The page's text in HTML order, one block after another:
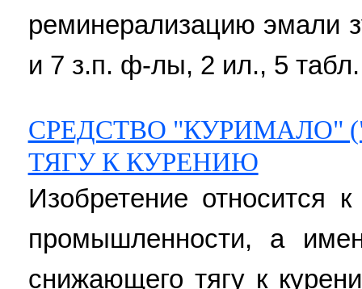
реминерализацию эмали
и 7 з.п. ф-лы, 2 ил., 5 табл.
СРЕДСТВО
ТЯГУ К КУРЕНИЮ
Изобретение относится
промышленности, а
снижающего тягу к